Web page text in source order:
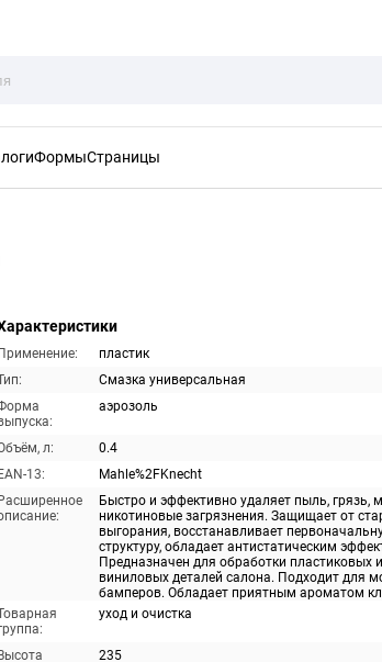
ФормыСтраницы
Применение:
пластик
Смазка универсальная
аэрозоль
л:
0.4
EAN-13:
Mahle%2FKnecht
Расширенное
Быстро и эффективно удаляет пыль, грязь,
никотиновые загрязнения. Защищает от
выгорания, восстанавливает
структуру, обладает антистатическим
Предназначен для обработки пластиковых и
виниловых деталей салона. Подходит для
бамперов. Обладает приятным ароматом
уход и очистка
Высота
235